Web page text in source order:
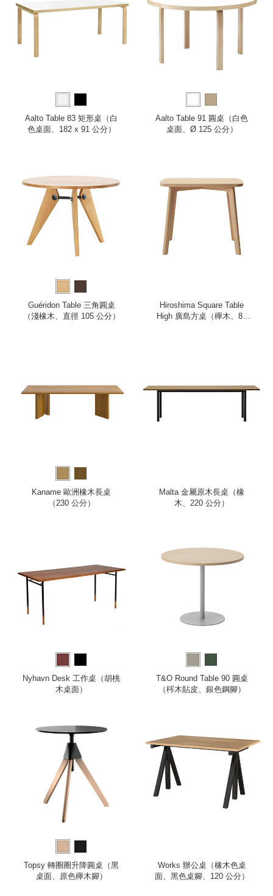
Aalto Table 83 矩形桌（白
色桌面、182 x 91 公分）
Aalto Table 91 圓桌（白色
桌面、Ø 125 公分）
Guéridon Table 三角圓桌
（淺橡木、直徑 105 公分）
Hiroshima Square Table
High 廣島方桌（櫸木、85
Kaname 歐洲橡木長桌
（230 公分）
Malta 金屬原木長桌（橡
木、220 公分）
Nyhavn Desk 工作桌（胡桃
木桌面）
T&O Round Table 90 圓桌
（梣木貼皮、銀色鋼腳）
Topsy 轉圈圈升降圓桌（黑
桌面、原色櫸木腳）
Works 辦公桌（橡木色桌
面、黑色桌腳、120 公分）